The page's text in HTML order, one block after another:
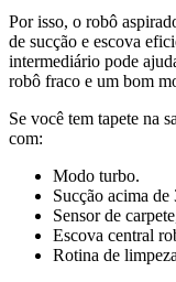
Por isso, o robô
de sucção e escova
intermediário pode
robô fraco e um bom
Se você tem tapete na
com:
Modo turbo.
Sucção acima de
Sensor de
Escova central
Rotina de